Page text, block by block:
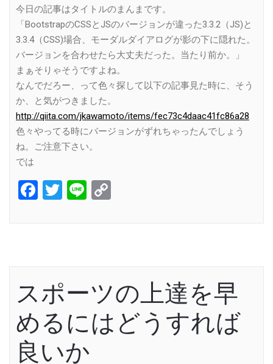
今日の記事はタイトルのまんまです。
「BootstrapのCSSとJSのバージョンが違った3.3.2（JS)と
3.3.4（CSS)場合、モーダルダイアログが影の下に隠れた。
バージョンを合わせたら大丈夫だった。当たり前か。」
まぁそりゃそうですよね。
なんでだろー、って色々探して以下の記事見た時に、そう
か、と気がつきました。
http://qiita.com/jkawamoto/items/fec73c4daac41fc86a28
色々やってる時にバージョンがずれちゃったんでしょう
ね。ご注意下さい。
では
Facebook
Twitter
Line
スポーツの上達を早
めるにはどうすれば
良いか